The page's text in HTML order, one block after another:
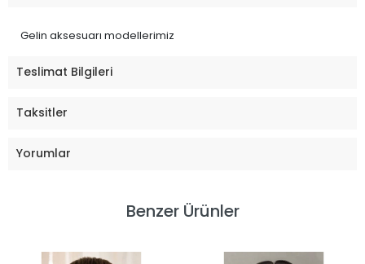
Gelin aksesuarı modellerimiz
Teslimat Bilgileri
Taksitler
Yorumlar
Benzer Ürünler